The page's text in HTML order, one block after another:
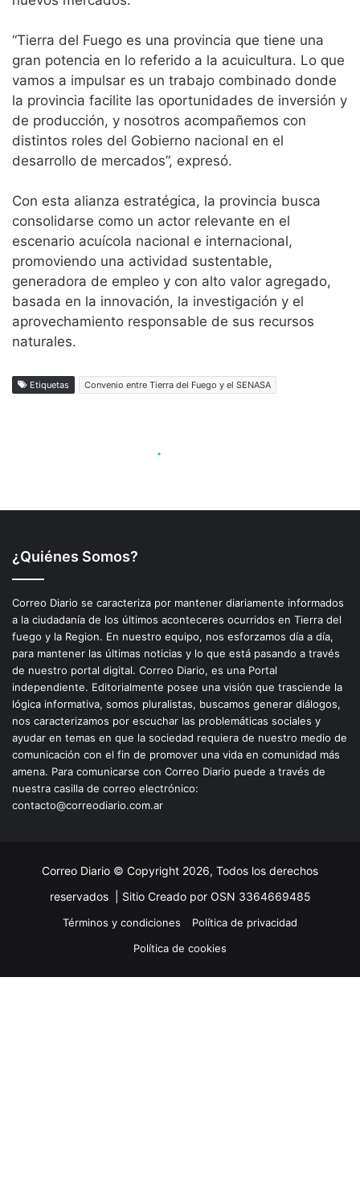
¿Quiénes Somos?
Correo Diario se caracteriza por mantener diariamente informados
a la ciudadanía de los últimos aconteceres ocurridos en Tierra del
fuego y la Region. En nuestro equipo, nos esforzamos día a día,
para mantener las últimas noticias y lo que está pasando a través
de nuestro portal digital. Correo Diario, es una Portal
independiente. Editorialmente posee una visión que trasciende la
lógica informativa, somos pluralistas, buscamos generar diálogos,
nos caracterizamos por escuchar las problemáticas sociales y
ayudar en temas en que la sociedad requiera de nuestro medio de
comunicación con el fin de promover una vida en comunidad más
amena. Para comunicarse con Correo Diario puede a través de
nuestra casilla de correo electrónico:
contacto@correodiario.com.ar
Correo Diario © Copyright 2026, Todos los derechos
reservados | Sitio Creado por OSN 3364669485
Términos y condiciones
Política de privacidad
Política de cookies